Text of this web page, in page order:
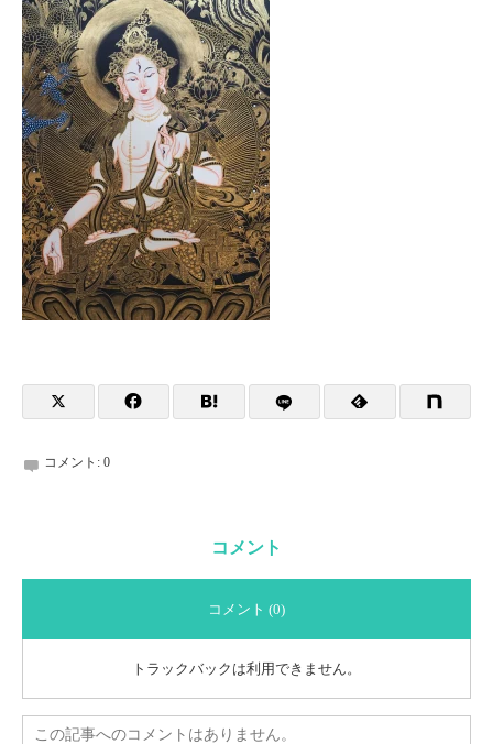
コメント: 0
コメント
コメント (0)
トラックバックは利用できません。
この記事へのコメントはありません。